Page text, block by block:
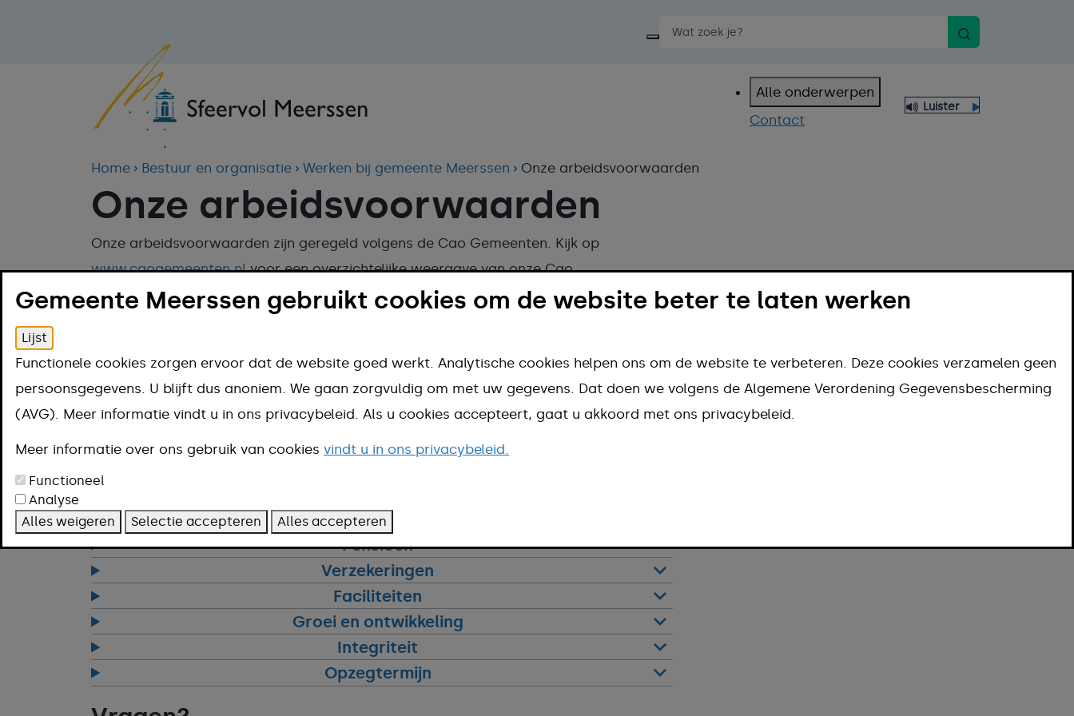
Zoeken
Alle onderwerpen
Contact
Luister
Home Bestuur en organisatie Werken bij gemeente Meerssen Onze arbeidsvoorwaarden
Onze arbeidsvoorwaarden
Onze arbeidsvoorwaarden zijn geregeld volgens de Cao Gemeenten. Kijk op
www.caogemeenten.nlvoor een overzichtelijke weergave van onze Cao.
Contract en arbeidsvoorwaarden
Overige
Verlof
Pensioen
Verzekeringen
Faciliteiten
Groei en ontwikkeling
Integriteit
Opzegtermijn
Gemeente Meerssen gebruikt cookies om de website beter te laten werken
Lijst
Functionele cookies zorgen ervoor dat de website goed werkt. Analytische cookies helpen ons om de website te verbeteren. Deze cookies verzamelen geen
persoonsgegevens. U blijft dus anoniem. We gaan zorgvuldig om met uw gegevens. Dat doen we volgens de Algemene Verordening Gegevensbescherming
(AVG). Meer informatie vindt u in ons privacybeleid. Als u cookies accepteert, gaat u akkoord met ons privacybeleid.
Meer informatie over ons gebruik van cookies vindt u in ons privacybeleid.
Functioneel
Analyse
Alles weigeren
Selectie accepteren Alles accepteren